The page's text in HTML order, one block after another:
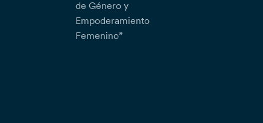
de Género y
Empoderamiento
Femenino”